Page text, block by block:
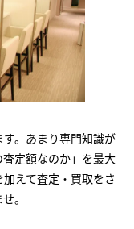
。あまり専門知識が
定額なのか」を最大
えて査定・買取をさ
。